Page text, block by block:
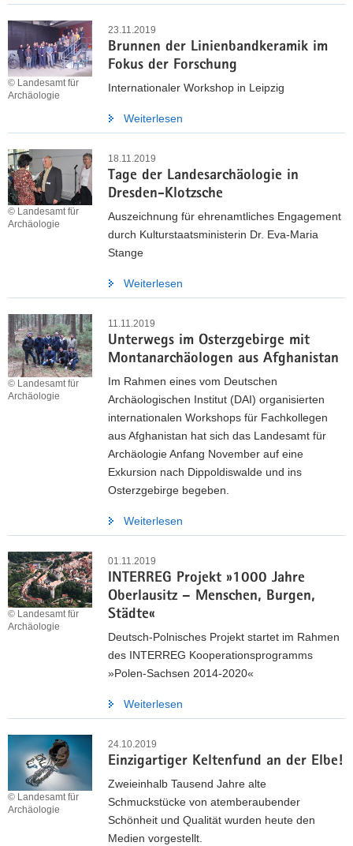
v
i
g
a
n
23.11.2019
Brunnen der Linienbandkeramik im
Fokus der Forschung
© Landesamt für
Archäologie
Internationaler Workshop in Leipzig
Weiterlesen
18.11.2019
Tage der Landesarchäologie in
Dresden-Klotzsche
© Landesamt für
Archäologie
Auszeichnung für ehrenamtliches Engagement
durch Kulturstaatsministerin Dr. Eva-Maria
Stange
Weiterlesen
11.11.2019
Unterwegs im Osterzgebirge mit
Montanarchäologen aus Afghanistan
© Landesamt für
Archäologie
Im Rahmen eines vom Deutschen
Archäologischen Institut (DAI) organisierten
internationalen Workshops für Fachkollegen
aus Afghanistan hat sich das Landesamt für
Archäologie Anfang November auf eine
Exkursion nach Dippoldiswalde und ins
Osterzgebirge begeben.
Weiterlesen
01.11.2019
INTERREG Projekt »1000 Jahre
Oberlausitz – Menschen, Burgen,
Städte«
© Landesamt für
Archäologie
Deutsch-Polnisches Projekt startet im Rahmen
des INTERREG Kooperationsprogramms
»Polen-Sachsen 2014-2020«
Weiterlesen
24.10.2019
Einzigartiger Keltenfund an der Elbe!
© Landesamt für
Archäologie
Zweieinhalb Tausend Jahre alte
Schmuckstücke von atemberaubender
Schönheit und Qualität wurden heute den
Medien vorgestellt.